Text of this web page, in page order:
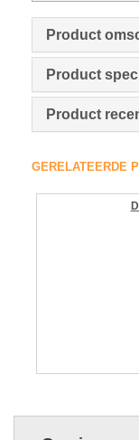
Product
Product
Product
GERELATEERDE